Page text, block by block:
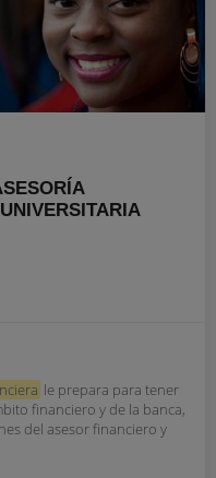
le prepara para tener
financiero y de la banca,
del asesor financiero y